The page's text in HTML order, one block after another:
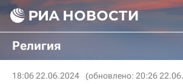
Религия
18:06 22.06.2024 (обновлено: 20:26